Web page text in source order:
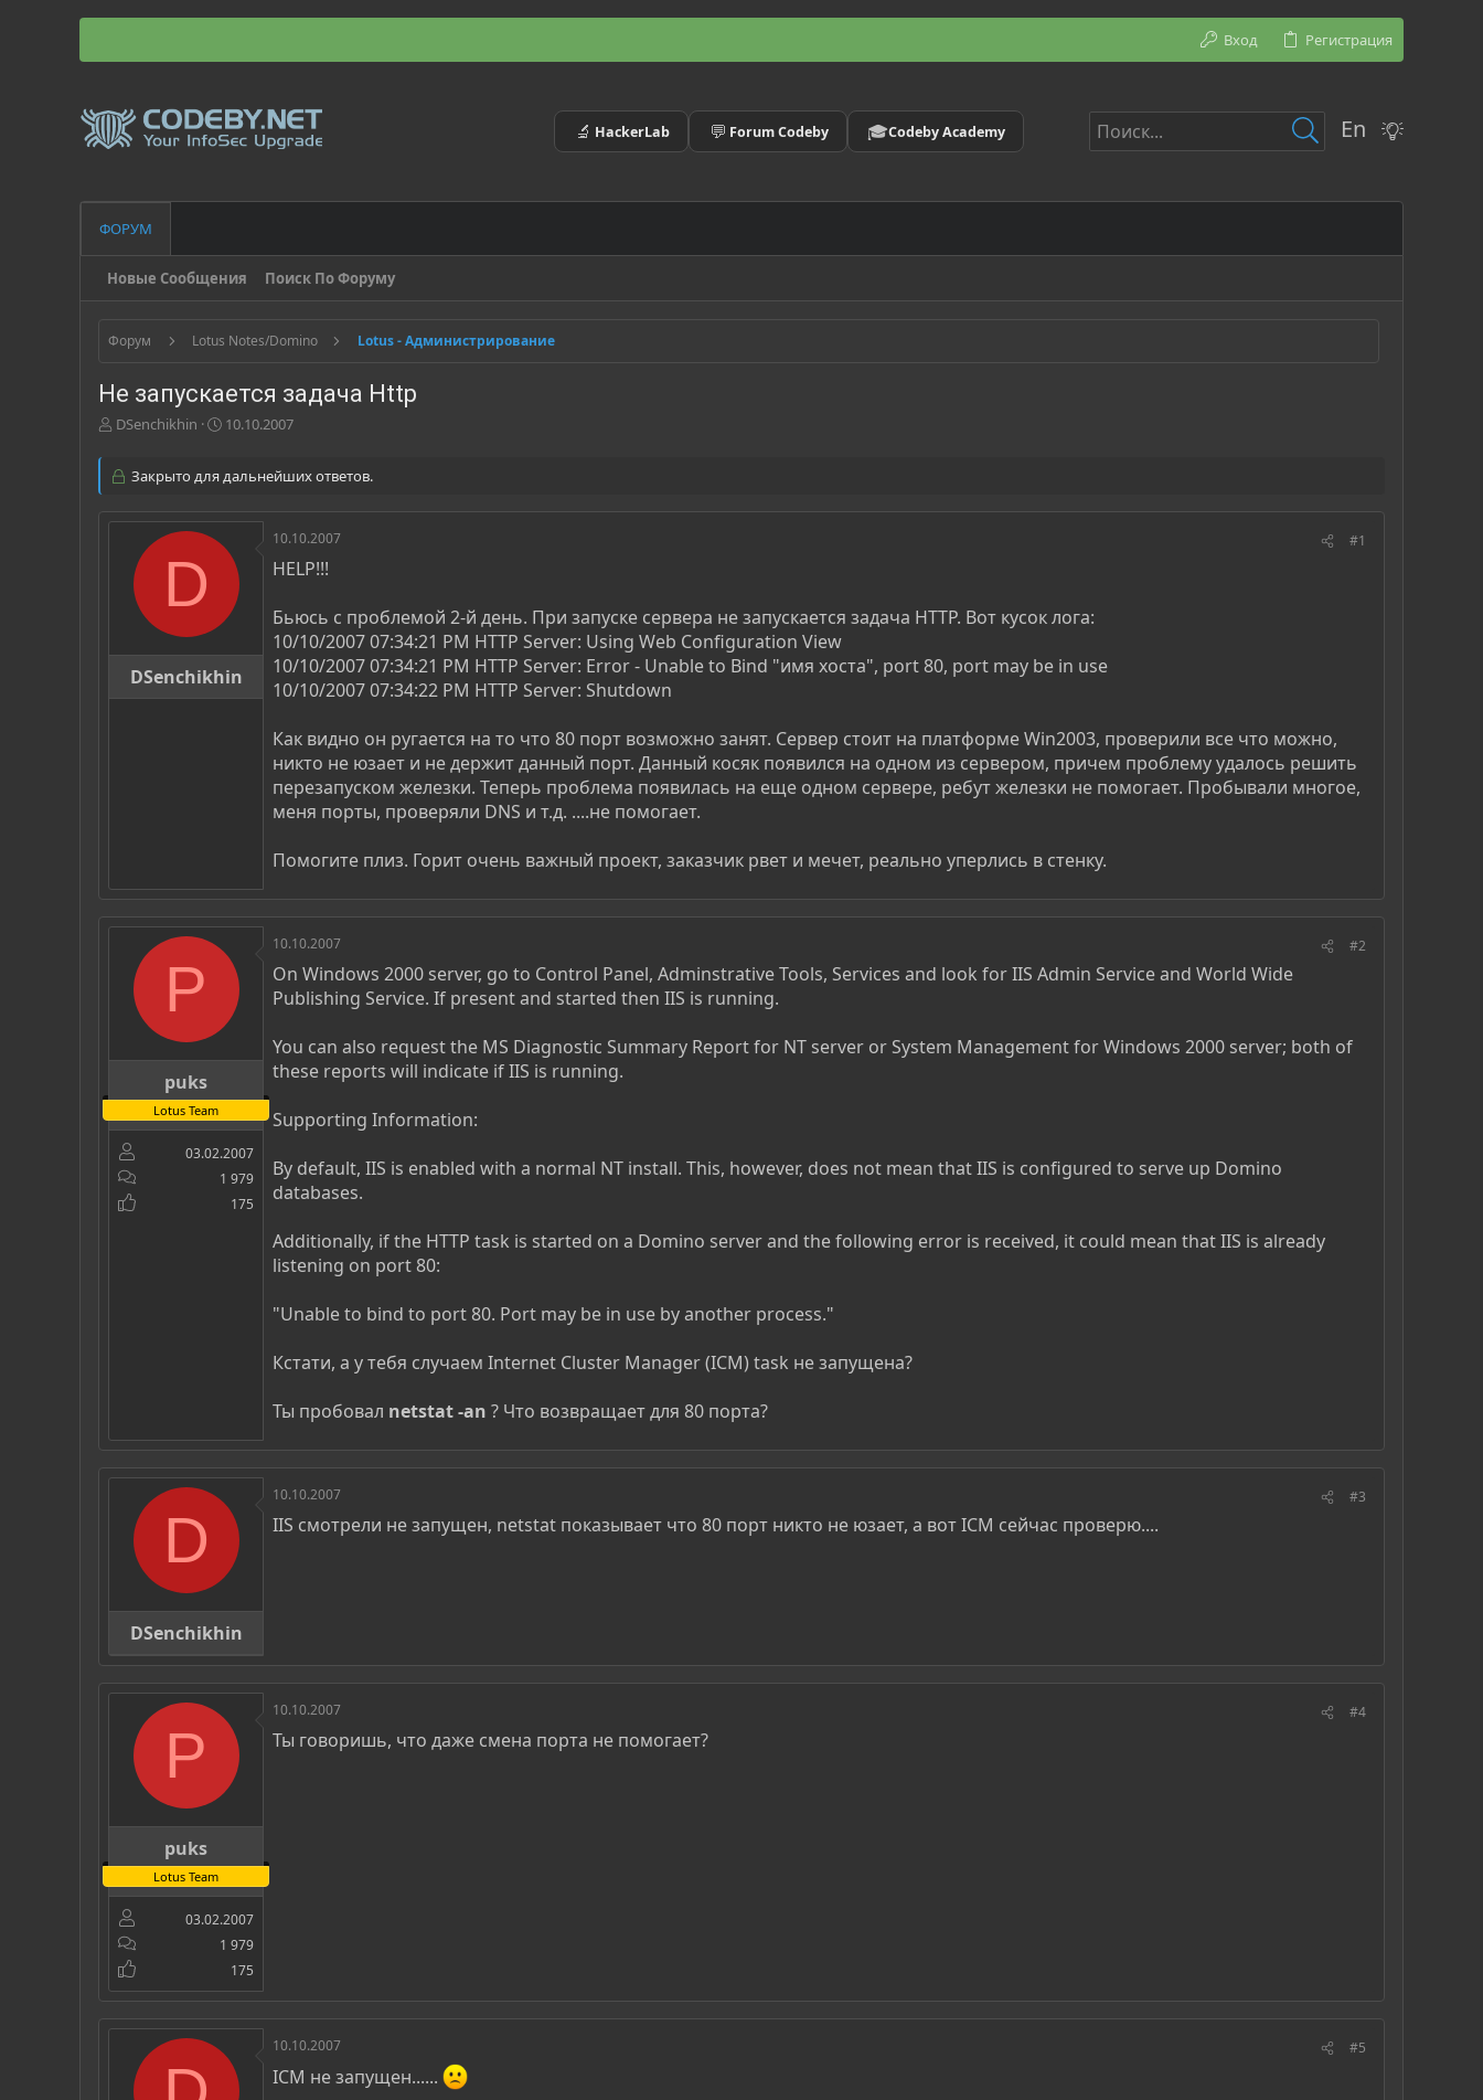
Вход Регистрация
🔬 HackerLab 💬 Forum Codeby 🎓Codeby Academy En
ФОРУМ
Новые Сообщения Поиск По Форуму
Форум Lotus Notes/Domino Lotus - Администрирование
Не запускается задача Http
А
о
т
DSenchikhin
Д
а
а
ч
а
10.10.2007
Закрыто для дальнейших ответов.
D
DSenchikhin
10.10.2007 #1
HELP!!!
Бьюсь с проблемой 2-й день. При запуске сервера не запускается задача HTTP. Вот кусок лога:
10/10/2007 07:34:21 PM HTTP Server: Using Web Configuration View
10/10/2007 07:34:21 PM HTTP Server: Error - Unable to Bind "имя хоста", port 80, port may be in use
10/10/2007 07:34:22 PM HTTP Server: Shutdown
Как видно он ругается на то что 80 порт возможно занят. Сервер стоит на платформе Win2003, проверили все что можно,
никто не юзает и не держит данный порт. Данный косяк появился на одном из сервером, причем проблему удалось решить
перезапуском железки. Теперь проблема появилась на еще одном сервере, ребут железки не помогает. Пробывали многое,
меня порты, проверяли DNS и т.д. ....не помогает.
Помогите плиз. Горит очень важный проект, заказчик рвет и мечет, реально уперлись в стенку.
P
puks
Lotus Team
03.02.2007
1 979
175
10.10.2007 #2
On Windows 2000 server, go to Control Panel, Adminstrative Tools, Services and look for IIS Admin Service and World Wide
Publishing Service. If present and started then IIS is running.
You can also request the MS Diagnostic Summary Report for NT server or System Management for Windows 2000 server; both of
these reports will indicate if IIS is running.
Supporting Information:
By default, IIS is enabled with a normal NT install. This, however, does not mean that IIS is configured to serve up Domino
databases.
Additionally, if the HTTP task is started on a Domino server and the following error is received, it could mean that IIS is already
listening on port 80:
"Unable to bind to port 80. Port may be in use by another process."
Кстати, а у тебя случаем Internet Cluster Manager (ICM) task не запущена?
Ты пробовал netstat -an ? Что возвращает для 80 порта?
D
DSenchikhin
10.10.2007 #3
IIS смотрели не запущен, netstat показывает что 80 порт никто не юзает, а вот ICM сейчас проверю....
P
puks
Lotus Team
03.02.2007
1 979
175
10.10.2007 #4
Ты говоришь, что даже смена порта не помогает?
10.10.2007 #5
ICM не запущен......